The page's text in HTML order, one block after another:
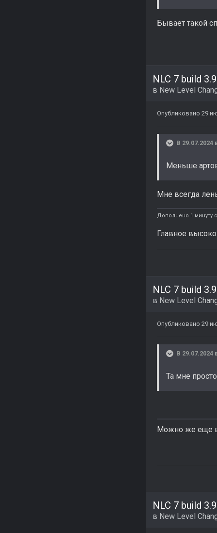
Бывает такой
NLC 7 build 3.9
в New Level
Опубликовано 29
В 29.07.2024
Меньше
Мне всегда
Дополнено 1 минуту
Главное
NLC 7 build 3.9
в New Level
Опубликовано 29
В 29.07.2024
Та мне
Можно же еще
NLC 7 build 3.9
в New Level